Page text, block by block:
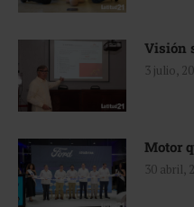
Visión
3 julio,
Motor
30 abril,